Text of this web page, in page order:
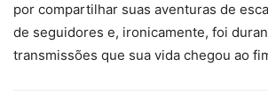
por compartilhar suas aventuras de
de seguidores e, ironicamente, foi
transmissões que sua vida chegou ao